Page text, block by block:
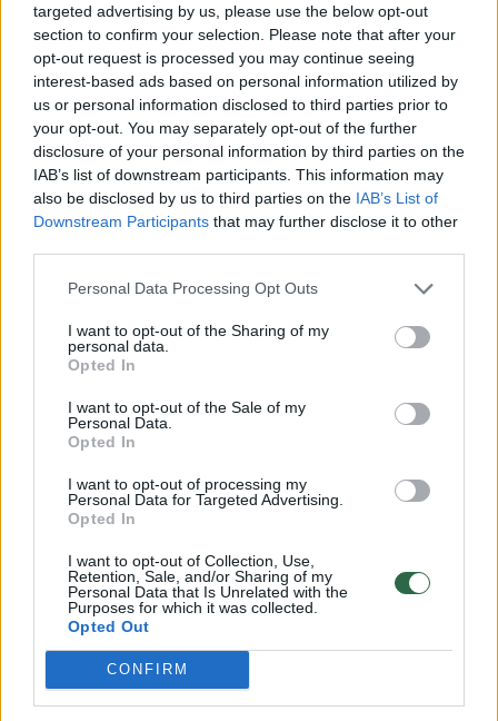
targeted advertising by us, please use the below opt-out
section to confirm your selection. Please note that after your
opt-out request is processed you may continue seeing
interest-based ads based on personal information utilized by
us or personal information disclosed to third parties prior to
your opt-out. You may separately opt-out of the further
disclosure of your personal information by third parties on the
IAB’s list of downstream participants. This information may
also be disclosed by us to third parties on the IAB’s List of
Downstream Participants that may further disclose it to other
Personal Data Processing Opt Outs
I want to opt-out of the Sharing of my
personal data.
Opted In
I want to opt-out of the Sale of my
Personal Data.
Opted In
I want to opt-out of processing my
Personal Data for Targeted Advertising.
Opted In
I want to opt-out of Collection, Use,
Retention, Sale, and/or Sharing of my
Personal Data that Is Unrelated with the
Purposes for which it was collected.
Opted Out
CONFIRM
asignavimų.
Pašalpa ar darbas?
Seniūnai argumentuoja, esą neįpareigoti
„atidirbti“ už paramą, jos gavėjai tiesiog
naudosis socialine gerove ir nebus
motyvuojami dirbti.
Ar jus minėta pašalpa motyvuotų geriau
gyventi iš jos nei dirbti? Manau, kad ne.
Nemotyvuoja ir pažeidžiamų žmonių.
„Atliekant visuomenei naudingą veiklą, stažas
nesiskaičiuoja. Aš norėčiau dirbti, tačiau
turinčių žmonių susitikimo dalyvis.
Jam antrina ir kita dalyvė, vaikų turinti mama:
„Gaunu už vaikus 190 eurų. Nemėgstu